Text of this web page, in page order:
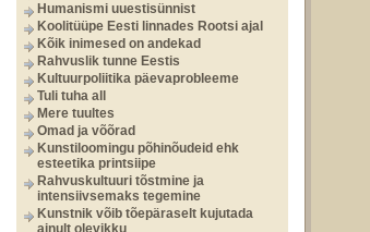
Humanismi uuestisünnist
Koolitüüpe Eesti linnades Rootsi ajal
Kõik inimesed on andekad
Rahvuslik tunne Eestis
Kultuurpoliitika päevaprobleeme
Tuli tuha all
Mere tuultes
Omad ja võõrad
Kunstiloomingu põhinõudeid ehk
esteetika printsiipe
Rahvuskultuuri tõstmine ja
intensiivsemaks tegemine
Kunstnik võib tõepäraselt kujutada
ainult olevikku